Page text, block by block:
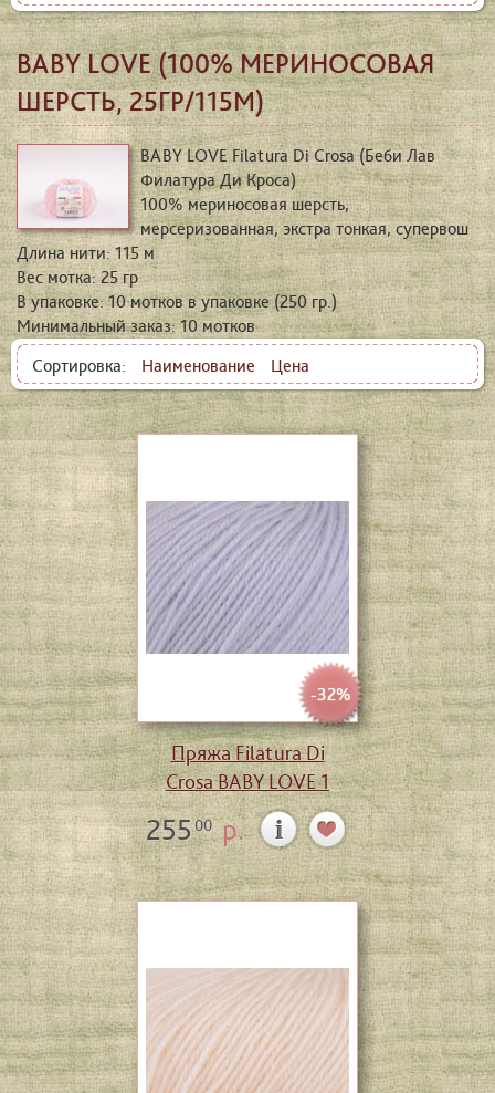
BABY LOVE (100% МЕРИНОСОВАЯ
ШЕРСТЬ, 25ГР/115М)
BABY LOVE Filatura Di Crosa (Беби Лав
Филатура Ди Кроса)
100% мериносовая шерсть,
мерсеризованная, экстра тонкая, супервош
Длина нити: 115 м
Вес мотка: 25 гр
В упаковке: 10 мотков в упаковке (250 гр.)
Минимальный заказ: 10 мотков
Сортировка:
Наименование Цена
-32%
Пряжа Filatura Di
Crosa BABY LOVE 1
25500р.